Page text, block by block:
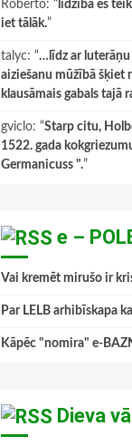
Roberto: “ līdzībā es
iet tālāk.”
talyc: “…līdz ar luterāņu
aiziešanu mūžībā šķiet
klausāmais gabals tajā
gviclo: “Starp citu,
1522. gada
Germanicuss ".”
e –
Vai kremēt mirušo ir
Par LELB arhibīskapa
Kāpēc "nomira" e-
Dieva